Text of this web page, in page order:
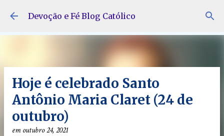
Pular para o conteúdo principal
Devoção e Fé Blog Católico
Hoje é celebrado Santo
Antônio Maria Claret (24 de
outubro)
emoutubro 24, 2021